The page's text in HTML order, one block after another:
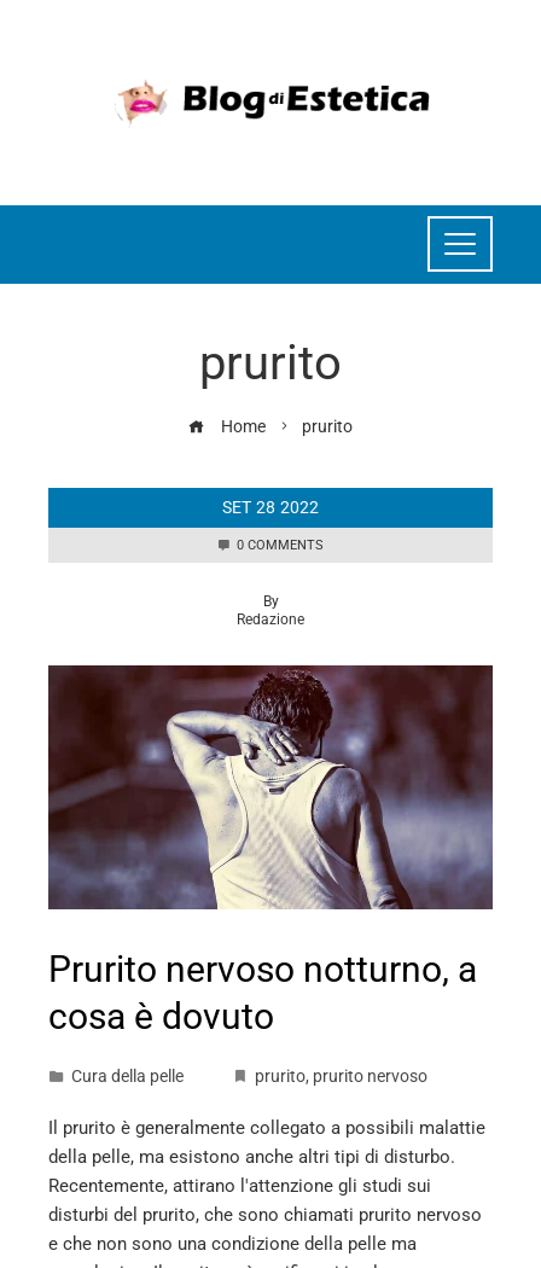
prurito
Home prurito
SET 28 2022
0 COMMENTS
By
Redazione
Prurito nervoso notturno, a
cosa è dovuto
Cura della pelle prurito, prurito nervoso
Il prurito è generalmente collegato a possibili malattie
della pelle, ma esistono anche altri tipi di disturbo.
Recentemente, attirano l'attenzione gli studi sui
disturbi del prurito, che sono chiamati prurito nervoso
e che non sono una condizione della pelle ma